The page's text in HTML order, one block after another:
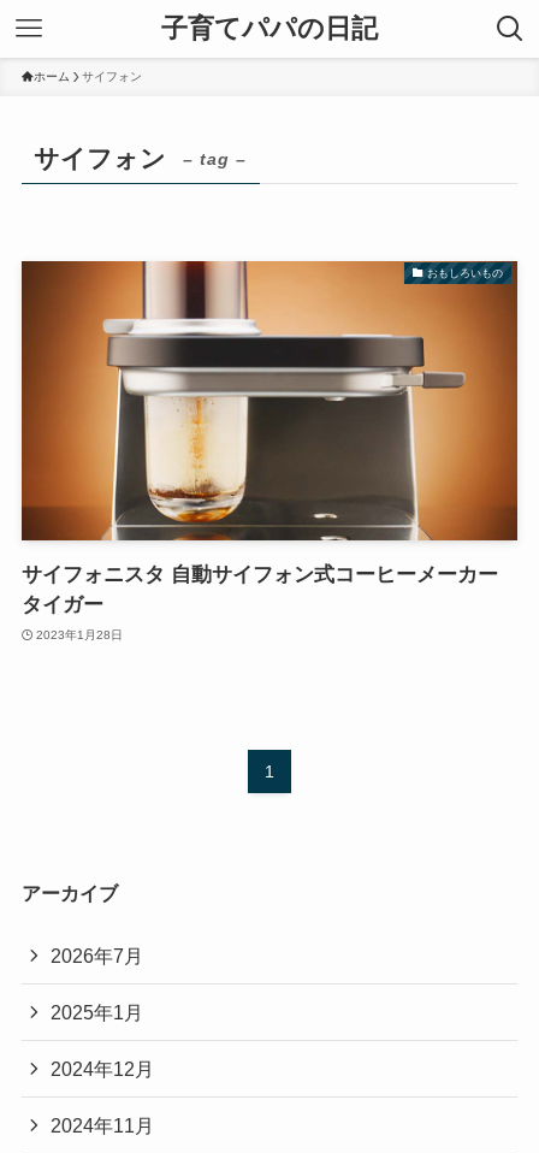
子育てパパの日記
ホーム サイフォン
サイフォン – tag –
おもしろいもの
サイフォニスタ 自動サイフォン式コーヒーメーカー
タイガー
2023年1月28日
1
アーカイブ
2026年7月
2025年1月
2024年12月
2024年11月